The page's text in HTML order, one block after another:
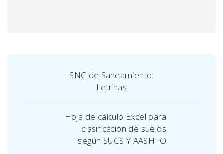
SNC de Saneamiento:
Letrinas
Hoja de cálculo Excel para
clasificación de suelos
según SUCS Y AASHTO